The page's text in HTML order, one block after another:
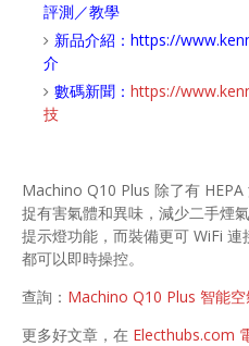
評測／教學
新品介紹： https://
介
數碼新聞： https://
技
Machino Q10 Plus 除了有
捉有害氣體和異味，減少二手煙
提示燈功能，而裝備更可 WiFi
都可以即時操控。
查詢： Machino Q10 Plus 智能
更多好文章，在 Electhubs.com